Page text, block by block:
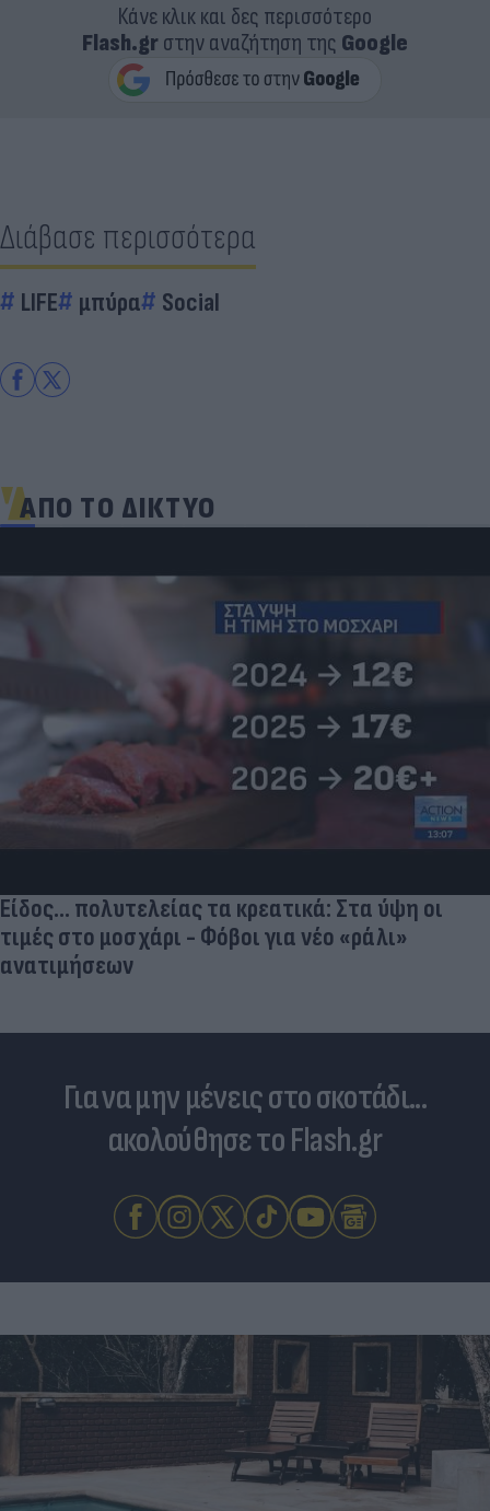
Κάνε κλικ και δες περισσότερο
Flash.grστην αναζήτηση της Google
Διάβασε περισσότερα
LIFE μπύρα Social
ΑΠΟ ΤΟ ΔΙΚΤΥΟ
Γιατί οι Έλληνες γελάσαμε πολύ με τη νέα
φανέλα του Σαλάχ (αλλά δεν είναι, προφανώς,
Για να μην μένεις στο σκοτάδι...
ακολούθησε το Flash.gr